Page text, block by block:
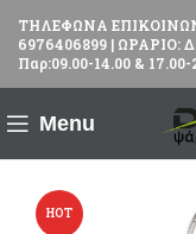
ΤΗΛΕΦΩΝΑ
6976406899 | ΩΡΑΡΙΟ:
Παρ:09.00-14.00 & 17.00-
Menu
HOT